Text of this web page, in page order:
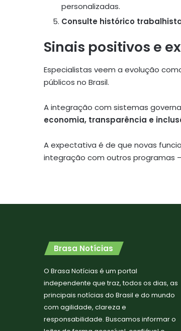
personalizadas.
Consulte histórico
Sinais positivos e
Especialistas veem a evolução
públicos no Brasil.
A integração com sistemas
economia, transparência e
A expectativa é de que novas
integração com outros programas
Brasa Notícias
O Brasa Notícias é um portal
independente que traz, todos os dias, as
principais notícias do Brasil e do mundo
com agilidade, clareza e
responsabilidade. Buscamos informar o